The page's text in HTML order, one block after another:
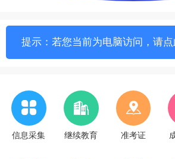
提示：若您当前为电脑访问，请
信息采集 继续教育 准考证